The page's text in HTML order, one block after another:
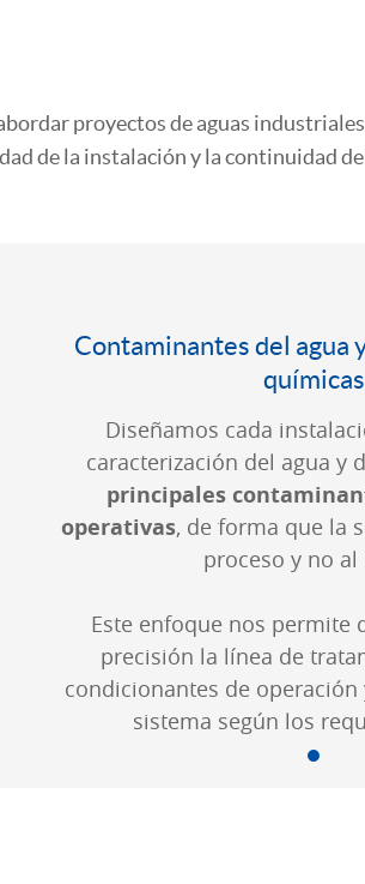
proyectos de aguas
de la instalación y la continuidad
Contaminantes del agua
químicas
Diseñamos cada
caracterización del agua y
principales
operativas, de forma que la
proceso y no al
Este enfoque nos permite
precisión la línea de
condicionantes de
sistema según los